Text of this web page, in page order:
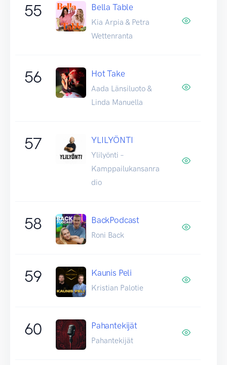
55 Bella Table
Kia Arpia & Petra
Wettenranta
56 Hot Take
Aada Länsiluoto &
Linda Manuella
57 YLILYÖNTI
Ylilyönti –
Kamppailukansanra
dio
58 BackPodcast
Roni Back
59 Kaunis Peli
Kristian Palotie
60 Pahantekijät
Pahantekijät